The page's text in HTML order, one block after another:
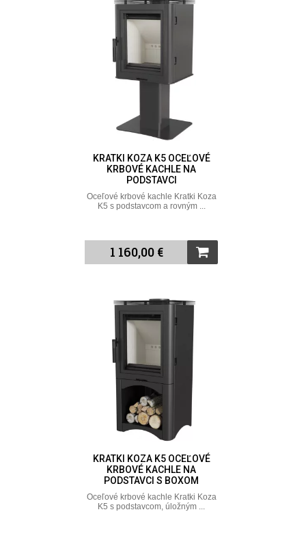
KRATKI KOZA K5 OCEĽOVÉ
KRBOVÉ KACHLE NA
PODSTAVCI
Oceľové krbové kachle Kratki Koza
K5 s podstavcom a rovným ...
1 160,00 €
KRATKI KOZA K5 OCEĽOVÉ
KRBOVÉ KACHLE NA
PODSTAVCI S BOXOM
Oceľové krbové kachle Kratki Koza
K5 s podstavcom, úložným ...